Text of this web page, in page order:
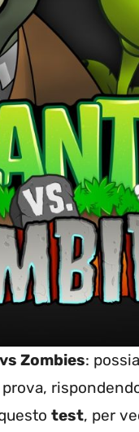
Zombies:
test, per